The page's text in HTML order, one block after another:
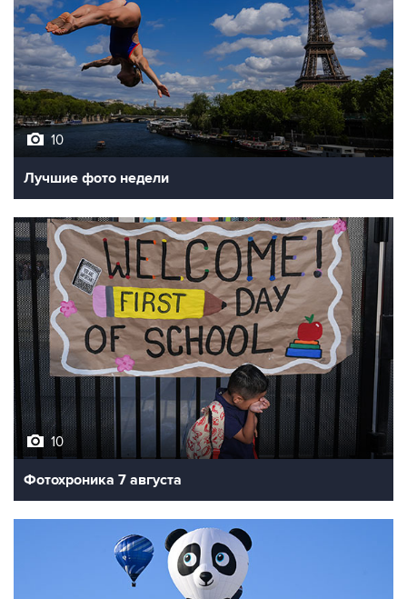
10
Лучшие фото недели
10
Фотохроника 7 августа